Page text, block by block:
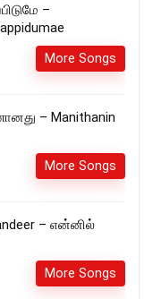
–
More Songs
– Manithanin
More Songs
– என்னில்
More Songs